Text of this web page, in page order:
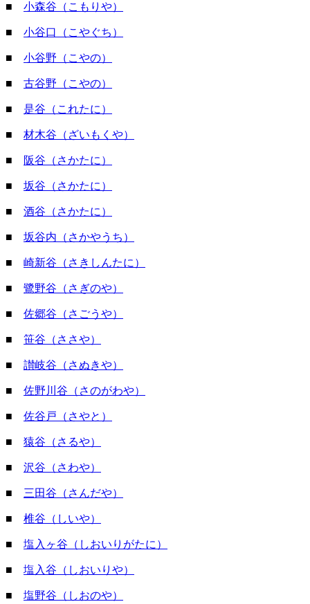
■ 小森谷（こもりや）
■ 小谷口（こやぐち）
■ 小谷野（こやの）
■ 古谷野（こやの）
■ 是谷（これたに）
■ 材木谷（ざいもくや）
■ 阪谷（さかたに）
■ 坂谷（さかたに）
■ 酒谷（さかたに）
■ 坂谷内（さかやうち）
■ 崎新谷（さきしんたに）
■ 鷺野谷（さぎのや）
■ 佐郷谷（さごうや）
■ 笹谷（ささや）
■ 讃岐谷（さぬきや）
■ 佐野川谷（さのがわや）
■ 佐谷戸（さやと）
■ 猿谷（さるや）
■ 沢谷（さわや）
■ 三田谷（さんだや）
■ 椎谷（しいや）
■ 塩入ヶ谷（しおいりがたに）
■ 塩入谷（しおいりや）
■ 塩野谷（しおのや）